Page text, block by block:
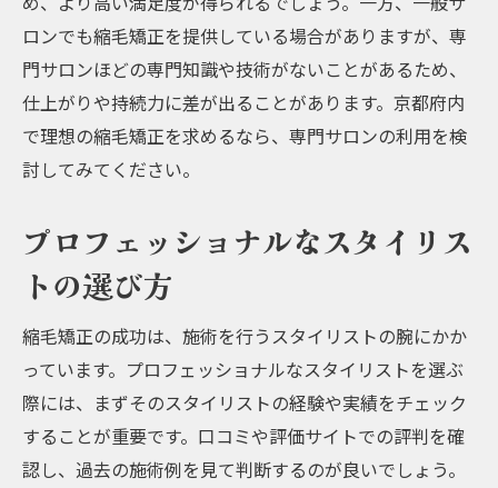
ロンでも縮毛矯正を提供している場合がありますが、専
門サロンほどの専門知識や技術がないことがあるため、
仕上がりや持続力に差が出ることがあります。京都府内
で理想の縮毛矯正を求めるなら、専門サロンの利用を検
討してみてください。
プロフェッショナルなスタイリス
トの選び方
縮毛矯正の成功は、施術を行うスタイリストの腕にかか
っています。プロフェッショナルなスタイリストを選ぶ
際には、まずそのスタイリストの経験や実績をチェック
することが重要です。口コミや評価サイトでの評判を確
認し、過去の施術例を見て判断するのが良いでしょう。